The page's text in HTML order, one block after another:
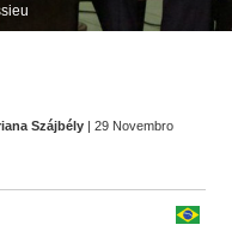
Szájbély | 29 Novembro